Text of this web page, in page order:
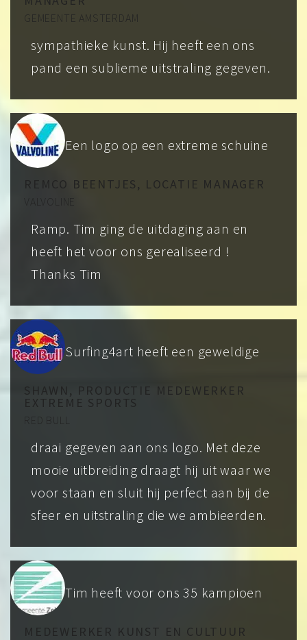
GEMEENTE AMSTERDAM
sympathieke kunst. Hij heeft een ons
pand een sublieme uitstraling gegeven.
REMCO BEENTJES, LOCATIE MANAGER
Een logo op een extreme schuine
Ramp. Tim ging de uitdaging aan en
heeft het voor ons gerealiseerd !
Thanks Tim
SHAWN, PRODUCTIE MEDEWERKER
EXTREME SPORTS
RED BULL
Surfing4art heeft een geweldige
draai gegeven aan ons logo. Met deze
mooie uitbreiding draagt hij uit waar we
voor staan en sluit hij perfect aan bij de
sfeer en uitstraling die we ambieerden.
MEDEWERKER KUNST EN CULTUUR
Tim heeft voor ons 35 kampioen